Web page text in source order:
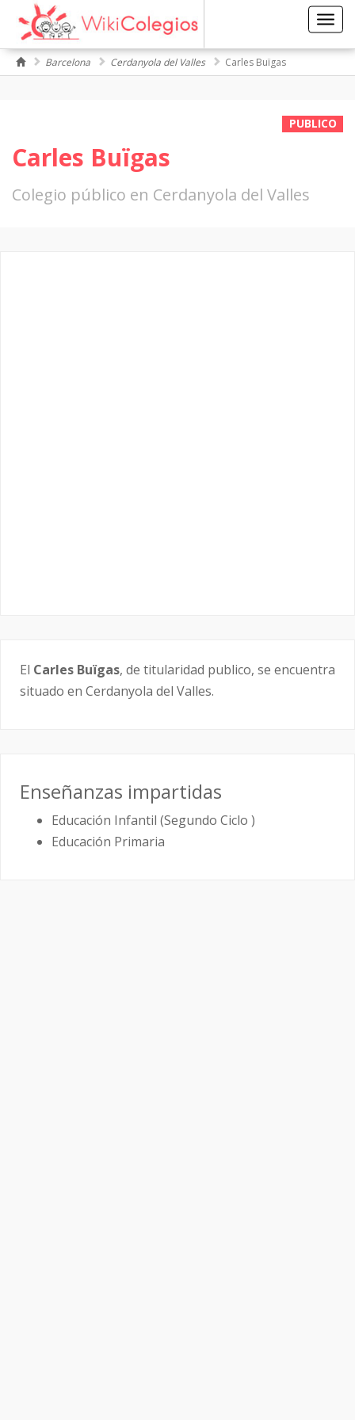
Barcelona Cerdanyola del Valles Carles Buïgas
PUBLICO
Carles Buïgas
Colegio público en Cerdanyola del Valles
El Carles Buïgas, de titularidad publico, se encuentra
situado en Cerdanyola del Valles.
Enseñanzas impartidas
Educación Infantil (Segundo Ciclo )
Educación Primaria